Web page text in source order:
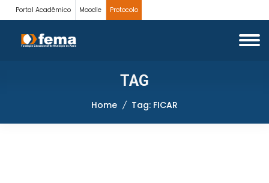
Portal Acadêmico Moodle Protocolo
TAG
Home Tag: FICAR